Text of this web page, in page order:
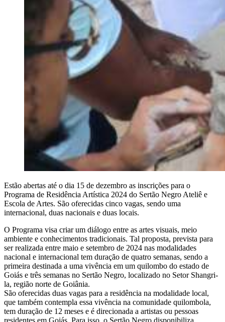
Estão abertas até o dia 15 de dezembro as inscrições para o
Programa de Residência Artística 2024 do Sertão Negro Ateliê e
Escola de Artes. São oferecidas cinco vagas, sendo uma
internacional, duas nacionais e duas locais.
O Programa visa criar um diálogo entre as artes visuais, meio
ambiente e conhecimentos tradicionais. Tal proposta, prevista para
ser realizada entre maio e setembro de 2024 nas modalidades
nacional e internacional tem duração de quatro semanas, sendo a
primeira destinada a uma vivência em um quilombo do estado de
Goiás e três semanas no Sertão Negro, localizado no Setor Shangri-
la, região norte de Goiânia.
São oferecidas duas vagas para a residência na modalidade local,
que também contempla essa vivência na comunidade quilombola,
tem duração de 12 meses e é direcionada a artistas ou pessoas
residentes em Goiás. Para isso, o Sertão Negro disponibiliza